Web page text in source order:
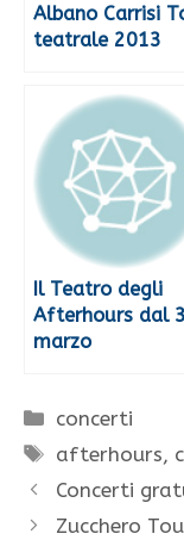
Albano Carrisi
teatrale 2013
Il Teatro degli
Afterhours dal 3
marzo
Categorie
concerti
Tag
afterhours,
Concerti
Zucchero